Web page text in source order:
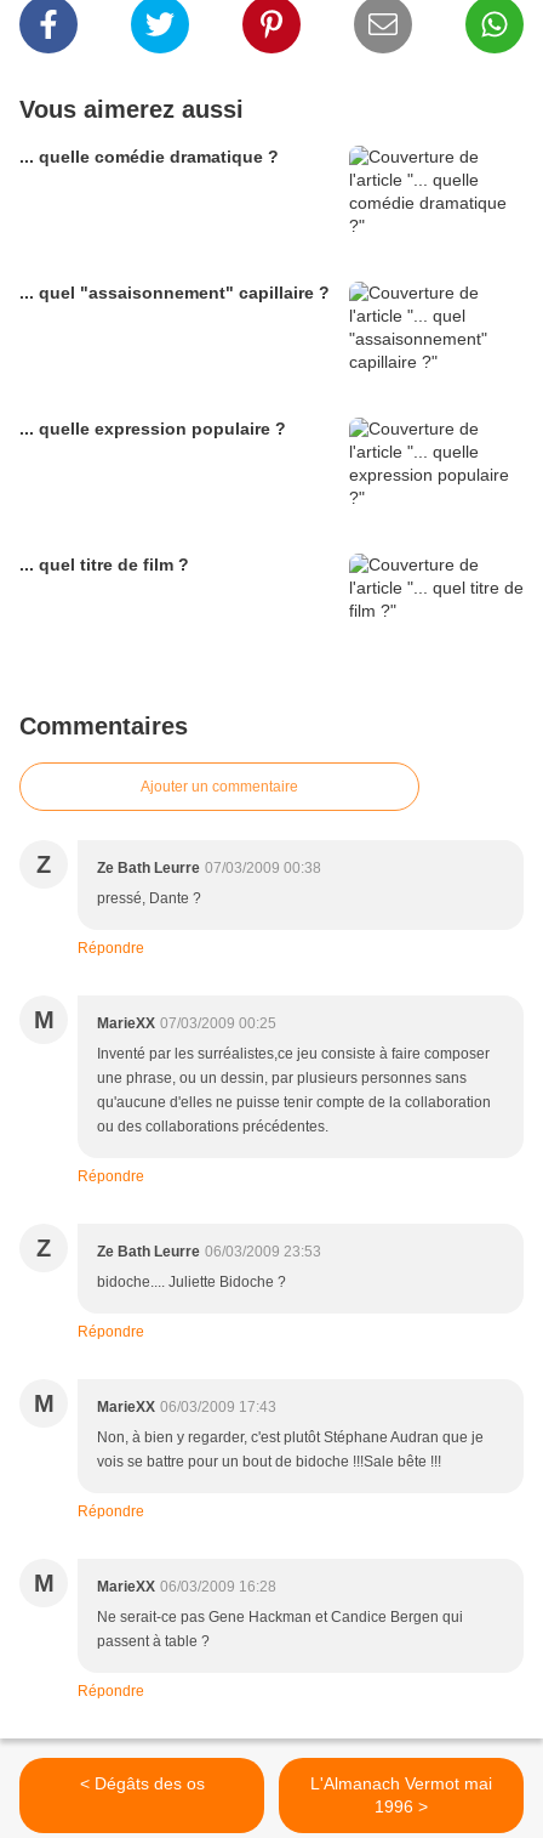
Vous aimerez aussi
... quelle comédie dramatique ?
... quel "assaisonnement" capillaire ?
... quelle expression populaire ?
... quel titre de film ?
Commentaires
Ajouter un commentaire
Z Ze Bath Leurre 07/03/2009 00:38
pressé, Dante ?
Répondre
M MarieXX 07/03/2009 00:25
Inventé par les surréalistes,ce jeu consiste à faire composer
une phrase, ou un dessin, par plusieurs personnes sans
qu'aucune d'elles ne puisse tenir compte de la collaboration
ou des collaborations précédentes.
Répondre
Z Ze Bath Leurre 06/03/2009 23:53
bidoche.... Juliette Bidoche ?
Répondre
M MarieXX 06/03/2009 17:43
Non, à bien y regarder, c'est plutôt Stéphane Audran que je
vois se battre pour un bout de bidoche !!!Sale bête !!!
Répondre
M MarieXX 06/03/2009 16:28
Ne serait-ce pas Gene Hackman et Candice Bergen qui
passent à table ?
Répondre
< Dégâts des os
L'Almanach Vermot mai
1996 >